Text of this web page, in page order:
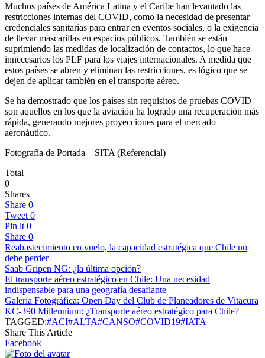
Muchos países de América Latina y el Caribe han levantado las
restricciones internas del COVID, como la necesidad de presentar
credenciales sanitarias para entrar en eventos sociales, o la exigencia
de llevar mascarillas en espacios públicos. También se están
suprimiendo las medidas de localización de contactos, lo que hace
innecesarios los PLF para los viajes internacionales. A medida que
estos países se abren y eliminan las restricciones, es lógico que se
dejen de aplicar también en el transporte aéreo.
Se ha demostrado que los países sin requisitos de pruebas COVID
son aquellos en los que la aviación ha logrado una recuperación más
rápida, generando mejores proyecciones para el mercado
aeronáutico.
Fotografía de Portada – SITA (Referencial)
Total
0
Shares
Share 0
Tweet 0
Pin it 0
Share 0
Reabastecimiento en vuelo, la capacidad estratégica que Chile no
debe perder
Saab Gripen NG: ¿la última opción?
El transporte aéreo estratégico en Chile: Una necesidad
indispensable para una geografía desafiante
Galería Fotográfica: Open Day del Club de Planeadores de Vitacura
KC-390 Millennium: ¿Transporte aéreo estratégico para Chile?
TAGGED:#ACI#ALTA#CANSO#COVID19#IATA
Share This Article
Facebook